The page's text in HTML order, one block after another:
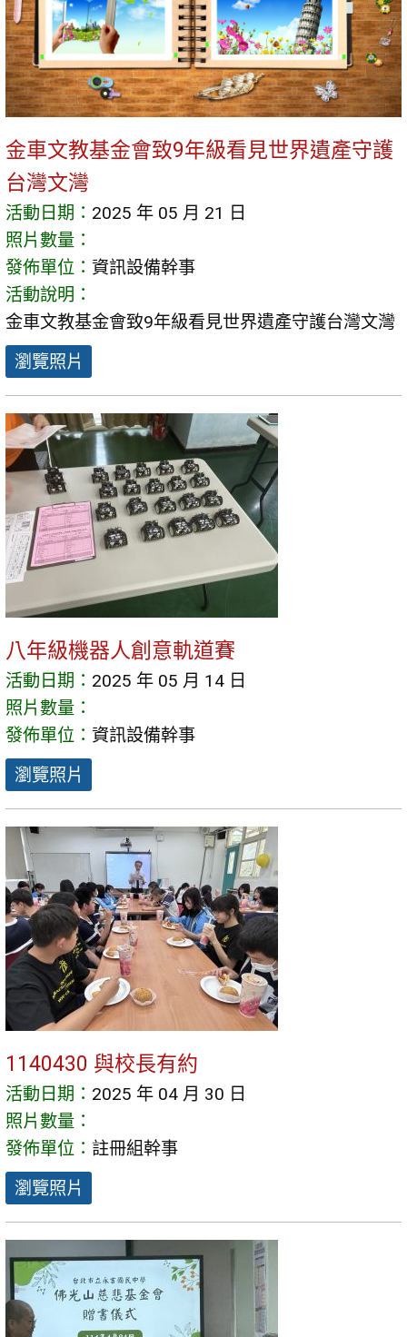
金車文教基金會致9年級看見世界遺產守護
台灣文灣
活動日期： 2025 年 05 月 21 日
照片數量：
發佈單位： 資訊設備幹事
活動說明：
金車文教基金會致9年級看見世界遺產守護台灣文灣
瀏覽照片
八年級機器人創意軌道賽
活動日期： 2025 年 05 月 14 日
照片數量：
發佈單位： 資訊設備幹事
瀏覽照片
1140430 與校長有約
活動日期： 2025 年 04 月 30 日
照片數量：
發佈單位： 註冊組幹事
瀏覽照片